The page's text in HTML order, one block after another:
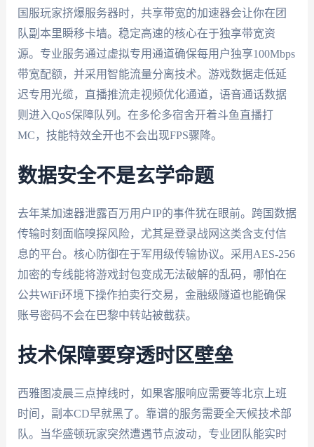
国服玩家挤爆服务器时，共享带宽的加速器会让你在团
队副本里瞬移卡墙。稳定高速的核心在于独享带宽资
源。专业服务通过虚拟专用通道确保每用户独享100Mbps
带宽配额，并采用智能流量分离技术。游戏数据走低延
迟专用光缆，直播推流走视频优化通道，语音通话数据
则进入QoS保障队列。在多伦多宿舍开着斗鱼直播打
MC，技能特效全开也不会出现FPS骤降。
数据安全不是玄学命题
去年某加速器泄露百万用户IP的事件犹在眼前。跨国数据
传输时刻面临嗅探风险，尤其是登录战网这类含支付信
息的平台。核心防御在于军用级传输协议。采用AES-256
加密的专线能将游戏封包变成无法破解的乱码，哪怕在
公共WiFi环境下操作拍卖行交易，金融级隧道也能确保
账号密码不会在巴黎中转站被截获。
技术保障要穿透时区壁垒
西雅图凌晨三点掉线时，如果客服响应需要等北京上班
时间，副本CD早就黑了。靠谱的服务需要全天候技术部
队。当华盛顿玩家突然遭遇节点波动，专业团队能实时